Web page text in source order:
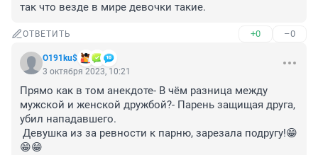
так что везде в мире девочки такие.
ОТВЕТИТЬ +0 –0
O191ku$
3 октября 2023, 10:21
Прямо как в том анекдоте- В чём разница между
мужской и женской дружбой?- Парень защищая друга,
убил нападавшего.
Девушка из за ревности к парню, зарезала подругу!😁
😁😁